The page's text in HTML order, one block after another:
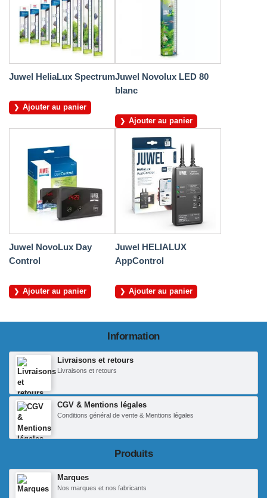
Juwel HeliaLux Spectrum
Ajouter au panier
Juwel Novolux LED 80
blanc
Ajouter au panier
Juwel NovoLux Day
Control
Ajouter au panier
Juwel HELIALUX
AppControl
Ajouter au panier
Information
Livraisons et retours
Livraisons et retours
CGV & Mentions légales
Conditions général de vente & Mentions légales
Produits
Marques
Nos marques et nos fabricants